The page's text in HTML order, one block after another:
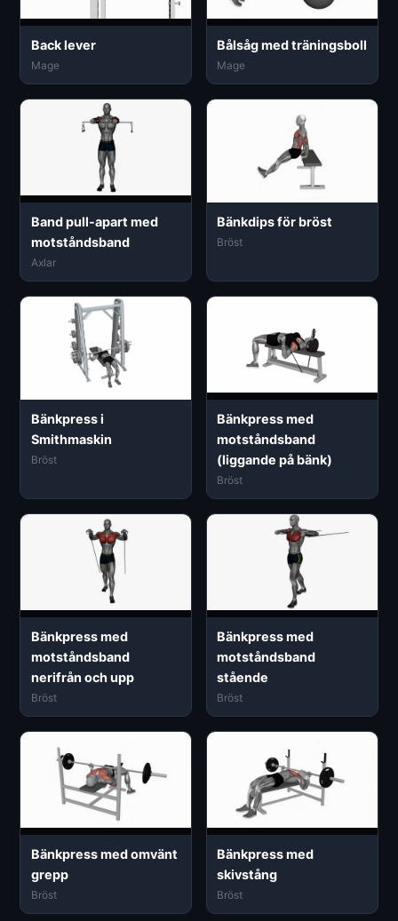
Back lever
Mage
Bålsåg med träningsboll
Mage
Band pull-apart med
motståndsband
Axlar
Bänkdips för bröst
Bröst
Bänkpress i
Smithmaskin
Bröst
Bänkpress med
motståndsband
(liggande på bänk)
Bröst
Bänkpress med
motståndsband
nerifrån och upp
Bröst
Bänkpress med
motståndsband
stående
Bröst
Bänkpress med omvänt
grepp
Bröst
Bänkpress med
skivstång
Bröst